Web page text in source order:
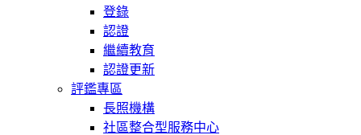
登錄
認證
繼續教育
認證更新
評鑑專區
長照機構
社區整合型服務中心